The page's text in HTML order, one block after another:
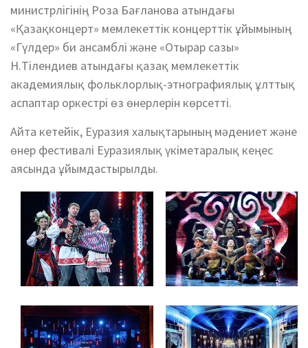
министрлігінің Роза Бағланова атындағы
«Қазақконцерт» мемлекеттік концерттік ұйымының
«Гүлдер» би ансамблі және «Отырар сазы»
Н.Тілендиев атындағы қазақ мемлекеттік
академиялық фольклорлық-этнографиялық ұлттық
аспаптар оркестрі өз өнерлерін көрсетті.
Айта кетейік, Еуразия халықтарының мәдениет және
өнер фестивалі Еуразиялық үкіметаралық кеңес
аясында ұйымдастырылды.